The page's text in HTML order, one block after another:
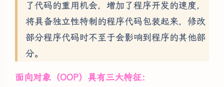
了代码的重用机会，增加了程序开发的速度，
将具备独立性特制的程序代码包装起来，修改
部分程序代码时不至于会影响到程序的其他部
分。
面向对象（OOP）具有三大特征：